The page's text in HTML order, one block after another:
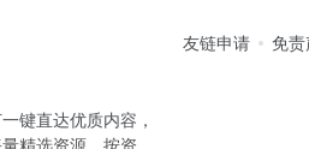
键直达优质内容，
精选资源，按资
友链申请 免